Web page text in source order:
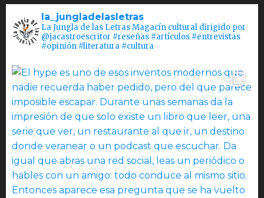
la_jungladelasletras
La Jungla de las Letras Magacín cultural dirigido por
@jacastroescritor #reseñas #artículos #entrevistas
#opinión #literatura #cultura